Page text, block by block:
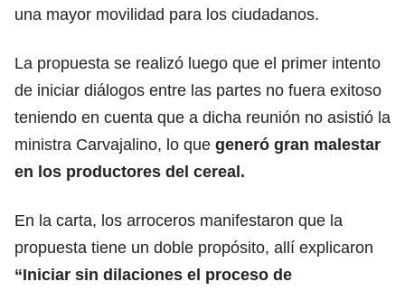
una mayor movilidad para los ciudadanos.
La propuesta se realizó luego que el primer intento
de iniciar diálogos entre las partes no fuera exitoso
teniendo en cuenta que a dicha reunión no asistió la
ministra Carvajalino, lo que generó gran malestar
en los productores del cereal.
En la carta, los arroceros manifestaron que la
propuesta tiene un doble propósito, allí explicaron
“Iniciar sin dilaciones el proceso de